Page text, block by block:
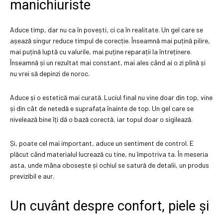
manichiuriste
Aduce timp, dar nu ca în povești, ci ca în realitate. Un gel care se
așează singur reduce timpul de corecție. Înseamnă mai puțină pilire,
mai puțină luptă cu valurile, mai puține reparații la întreținere.
Înseamnă și un rezultat mai constant, mai ales când ai o zi plină și
nu vrei să depinzi de noroc.
Aduce și o estetică mai curată. Luciul final nu vine doar din top, vine
și din cât de netedă e suprafața înainte de top. Un gel care se
nivelează bine îți dă o bază corectă, iar topul doar o sigilează.
Și, poate cel mai important, aduce un sentiment de control. E
plăcut când materialul lucrează cu tine, nu împotriva ta. În meseria
asta, unde mâna obosește și ochiul se satură de detalii, un produs
previzibil e aur.
Un cuvânt despre confort, piele și